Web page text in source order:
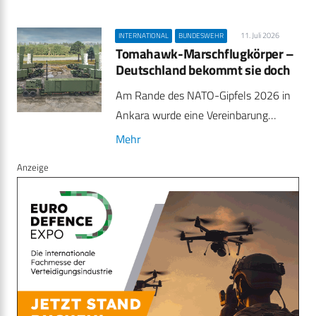
INTERNATIONAL BUNDESWEHR 11. Juli 2026
Tomahawk-Marschflugkörper –
Deutschland bekommt sie doch
Am Rande des NATO-Gipfels 2026 in
Ankara wurde eine Vereinbarung…
Mehr
Anzeige